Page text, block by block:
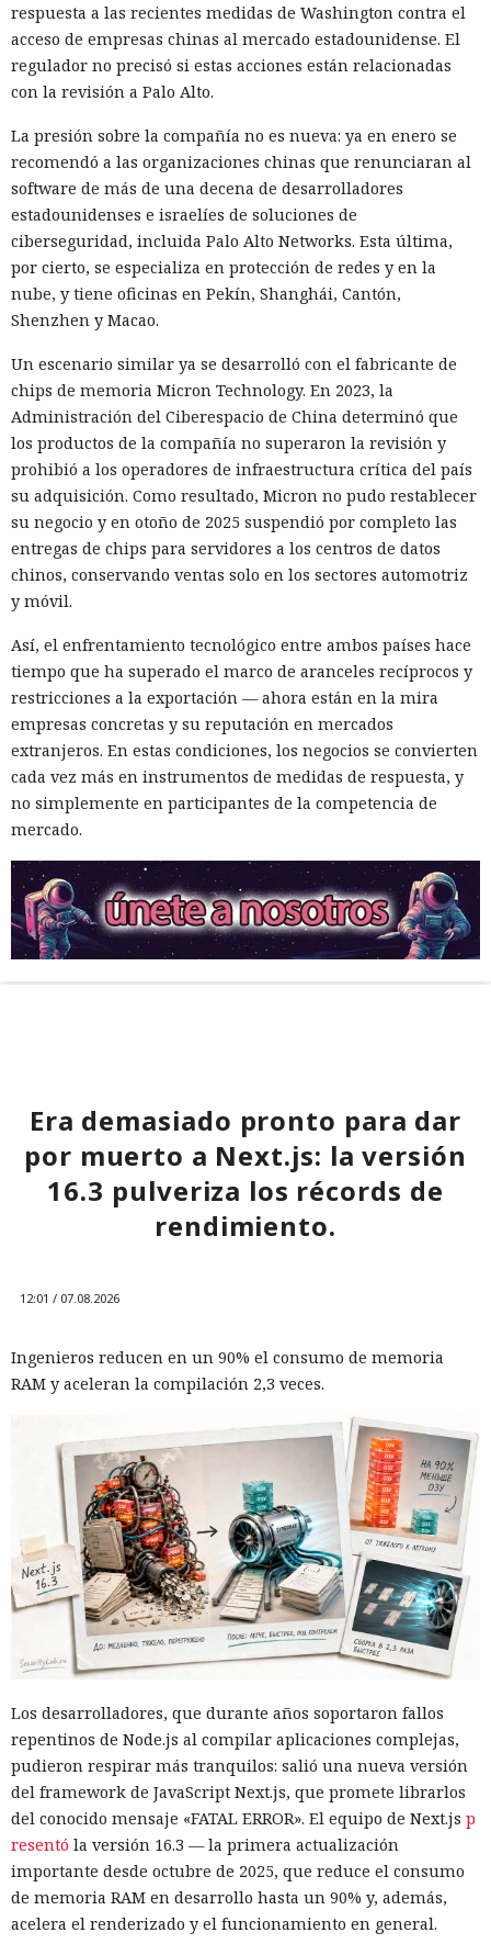
respuesta a las recientes medidas de Washington contra el
acceso de empresas chinas al mercado estadounidense. El
regulador no precisó si estas acciones están relacionadas
con la revisión a Palo Alto.
La presión sobre la compañía no es nueva: ya en enero se
recomendó a las organizaciones chinas que renunciaran al
software de más de una decena de desarrolladores
estadounidenses e israelíes de soluciones de
ciberseguridad, incluida Palo Alto Networks. Esta última,
por cierto, se especializa en protección de redes y en la
nube, y tiene oficinas en Pekín, Shanghái, Cantón,
Shenzhen y Macao.
Un escenario similar ya se desarrolló con el fabricante de
chips de memoria Micron Technology. En 2023, la
Administración del Ciberespacio de China determinó que
los productos de la compañía no superaron la revisión y
prohibió a los operadores de infraestructura crítica del país
su adquisición. Como resultado, Micron no pudo restablecer
su negocio y en otoño de 2025 suspendió por completo las
entregas de chips para servidores a los centros de datos
chinos, conservando ventas solo en los sectores automotriz
y móvil.
Así, el enfrentamiento tecnológico entre ambos países hace
tiempo que ha superado el marco de aranceles recíprocos y
restricciones a la exportación — ahora están en la mira
empresas concretas y su reputación en mercados
extranjeros. En estas condiciones, los negocios se convierten
cada vez más en instrumentos de medidas de respuesta, y
no simplemente en participantes de la competencia de
mercado.
Era demasiado pronto para dar
por muerto a Next.js: la versión
16.3 pulveriza los récords de
rendimiento.
12:01 / 07.08.2026
Ingenieros reducen en un 90% el consumo de memoria
RAM y aceleran la compilación 2,3 veces.
Los desarrolladores, que durante años soportaron fallos
repentinos de Node.js al compilar aplicaciones complejas,
pudieron respirar más tranquilos: salió una nueva versión
del framework de JavaScript Next.js, que promete librarlos
del conocido mensaje «FATAL ERROR». El equipo de Next.js p
resentó la versión 16.3 — la primera actualización
importante desde octubre de 2025, que reduce el consumo
de memoria RAM en desarrollo hasta un 90% y, además,
acelera el renderizado y el funcionamiento en general.